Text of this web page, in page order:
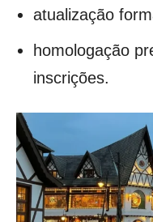
atualização
homologação
inscrições.